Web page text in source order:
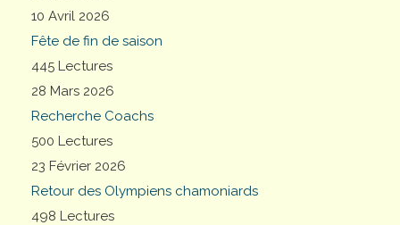
10 Avril 2026
Fête de fin de saison
445 Lectures
28 Mars 2026
Recherche Coachs
500 Lectures
23 Février 2026
Retour des Olympiens chamoniards
498 Lectures